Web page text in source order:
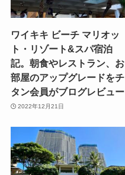
ワイキキ ビーチ マリオッ
ト・リゾート&スパ宿泊
記。朝食やレストラン、お
部屋のアップグレードをチ
タン会員がブログレビュー
2022年12月21日